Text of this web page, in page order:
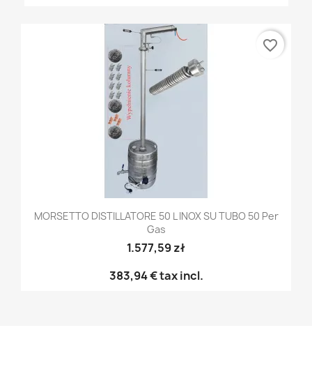
MORSETTO DISTILLATORE 50 L INOX SU TUBO 50 Per
Gas
1.577,59 zł
383,94 €tax incl.
favorite_border